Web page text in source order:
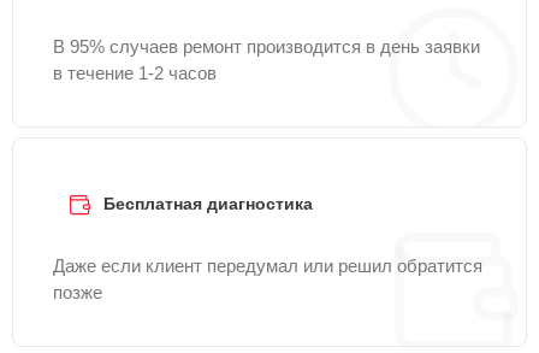
В 95% случаев ремонт производится в день заявки
в течение 1-2 часов
Бесплатная диагностика
Даже если клиент передумал или решил обратится
позже